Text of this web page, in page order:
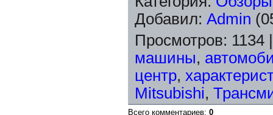
Добавил: Admin
Просмотров: 1134
машины,
центр,
Mitsubishi,
Всего комментариев: 0